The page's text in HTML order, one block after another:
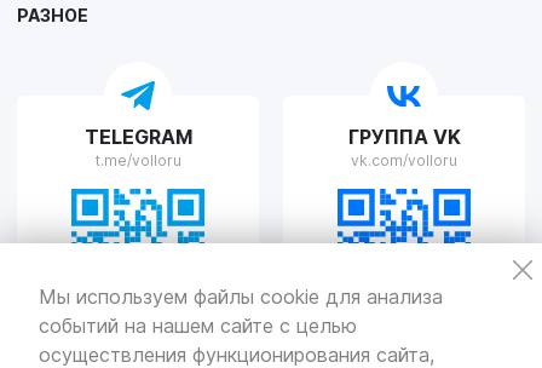
Мы используем файлы cookie для анализа
событий на нашем сайте с целью
осуществления функционирования сайта,
VOLLO Рязань
г. Рязань, улица Островского, д.109/2
Пн-Пт с 9:00 до 20:00, Сб-Вс выходной
VOLLO Тверь
г. Тверь, проспект Николая Корыткова, 17А
Пн-Пт с 9:00 до 19:00 Сб-Вс с 10:00 до 19:00
РАЗНОЕ
TELEGRAM
t.me/volloru
ГРУППА VK
vk.com/volloru